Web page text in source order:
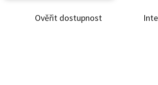
Ověřit dostupnost